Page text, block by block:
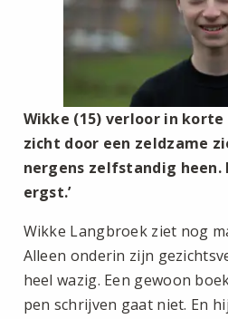
Wikke (15) verloor in
zicht door een zeldzame
nergens zelfstandig heen.
ergst.’
Wikke Langbroek ziet nog
Alleen onderin zijn
heel wazig. Een gewoon
pen schrijven gaat niet. En